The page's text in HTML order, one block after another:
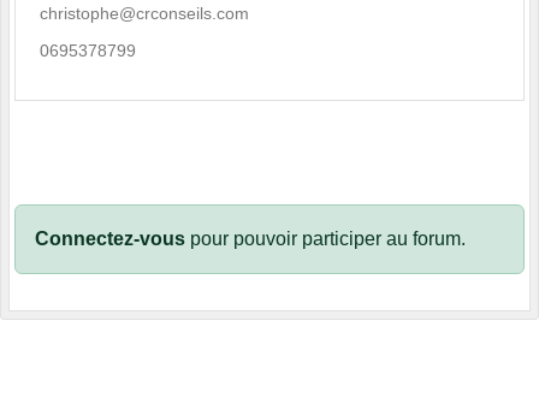
christophe@crconseils.com
0695378799
Connectez-vous pour pouvoir participer au forum.